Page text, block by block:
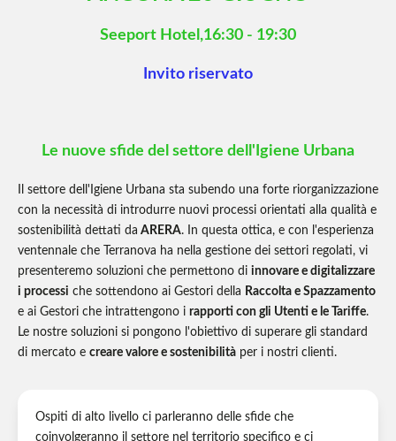
Seeport Hotel,16:30 - 19:30
Invito riservato
Le nuove sfide del settore dell'Igiene Urbana
Il settore dell'Igiene Urbana sta subendo una forte riorganizzazione
con la necessità di introdurre nuovi processi orientati alla qualità e
sostenibilità dettati da ARERA. In questa ottica, e con l'esperienza
ventennale che Terranova ha nella gestione dei settori regolati, vi
presenteremo soluzioni che permettono di innovare e digitalizzare
i processi che sottendono ai Gestori della Raccolta e Spazzamento
e ai Gestori che intrattengono i rapporti con gli Utenti e le Tariffe.
Le nostre soluzioni si pongono l'obiettivo di superare gli standard
di mercato e creare valore e sostenibilità per i nostri clienti.
Ospiti di alto livello ci parleranno delle sfide che
coinvolgeranno il settore nel territorio specifico e ci